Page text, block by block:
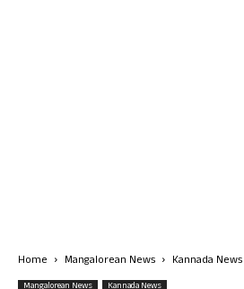
Home Mangalorean News Kannada News